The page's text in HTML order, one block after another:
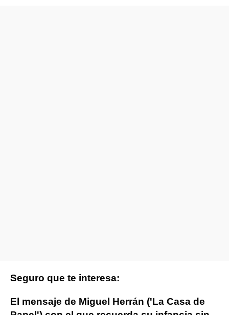
Seguro que te interesa:
El mensaje de Miguel Herrán ('La Casa de